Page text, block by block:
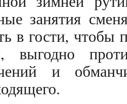
занятия
в гости, чтобы
выгодно
и